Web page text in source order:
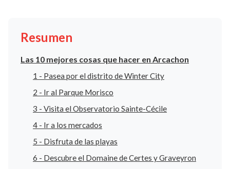
Resumen
Las 10 mejores cosas que hacer en Arcachon
1 - Pasea por el distrito de Winter City
2 - Ir al Parque Morisco
3 - Visita el Observatorio Sainte-Cécile
4 - Ir a los mercados
5 - Disfruta de las playas
6 - Descubre el Domaine de Certes y Graveyron